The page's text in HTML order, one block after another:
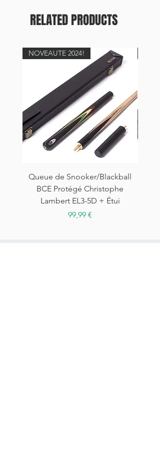
RELATED PRODUCTS
NOVEAUTE 2024!
Queue de Snooker/Blackball
BCE Protégé Christophe
Lambert EL3-5D + Étui
Prix
99,99 €